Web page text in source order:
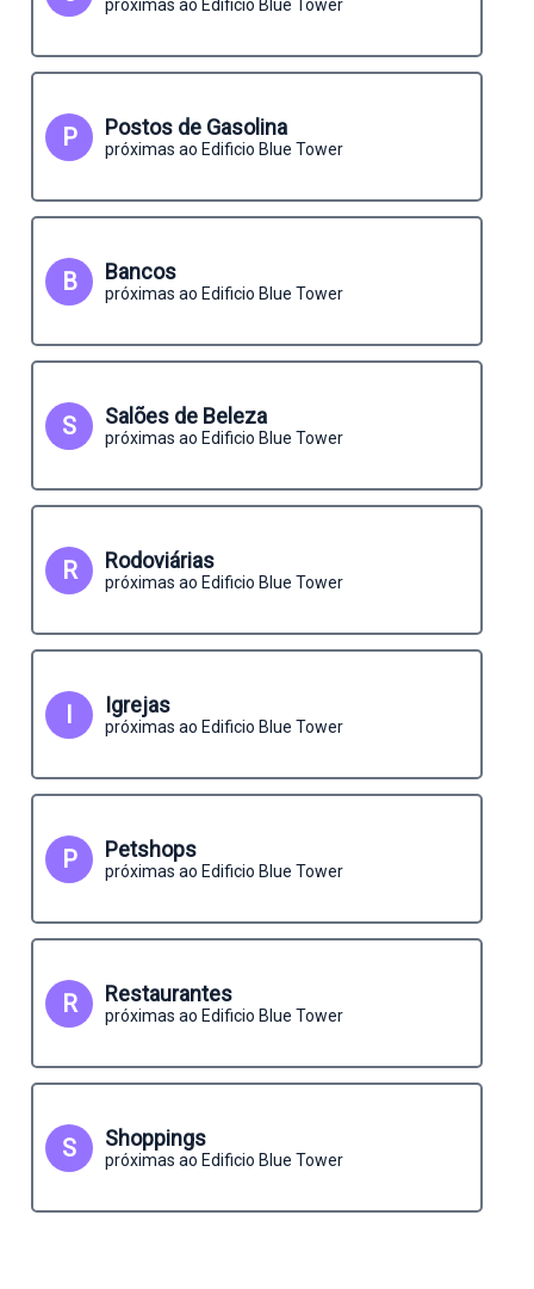
próximas ao Edificio Blue Tower
P Postos de Gasolina
próximas ao Edificio Blue Tower
B Bancos
próximas ao Edificio Blue Tower
S Salões de Beleza
próximas ao Edificio Blue Tower
R Rodoviárias
próximas ao Edificio Blue Tower
I Igrejas
próximas ao Edificio Blue Tower
P Petshops
próximas ao Edificio Blue Tower
R Restaurantes
próximas ao Edificio Blue Tower
S Shoppings
próximas ao Edificio Blue Tower